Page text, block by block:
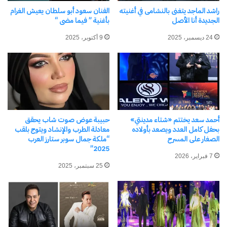
مرتبط
“مرحبا بيك”.. إينيز وريم تضعان
بصمتهما الفنية في كأس العالم
19 أكتوبر، 2025
مصطفى كامل يطرح أغنية
جديدة من ألبومه بعنوان أنا
الصياد .. فيديو
في "ثقافة وفنون"
راشد الماجد يتغنى بالنشامى في أغنيته
الجديدة أنا الأصل
24 ديسمبر، 2025
الفنان سعود أبو سلطان يعيش الغرام
بأغنية ” فيما مضى “
9 أكتوبر، 2025
أحمد سعد يختتم «شتاء مدينتي»
بحفل كامل العدد ويصعد بأولاده
الصغار على المسرح
7 فبراير، 2026
حبيبة عوض صوت شاب يحقق
معادلة الطرب والإنشاد ويتوج بلقب
“ملكة جمال سوبر ستارز العرب
2025”
25 سبتمبر، 2025